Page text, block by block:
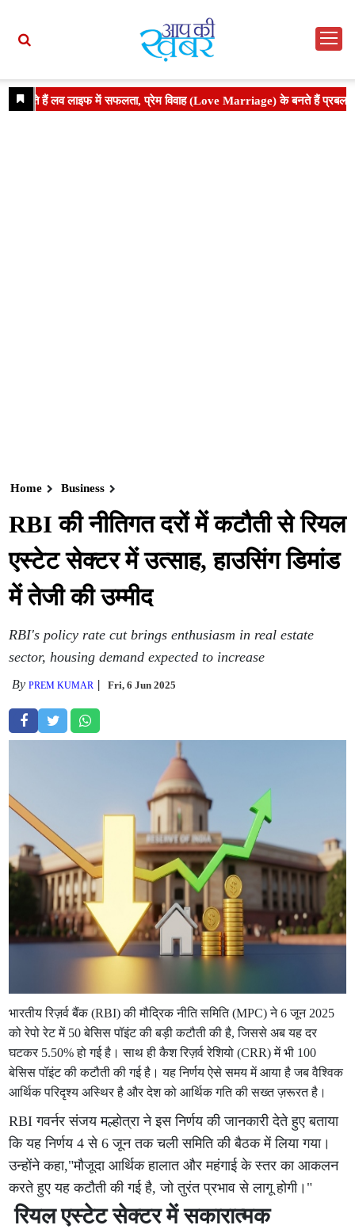
Home Business
RBI की नीतिगत दरों में कटौती से रियल
एस्टेट सेक्टर में उत्साह, हाउसिंग डिमांड
में तेजी की उम्मीद
RBI's policy rate cut brings enthusiasm in real estate
sector, housing demand expected to increase
ByPREM KUMAR Fri, 6 Jun 2025
भारतीय रिज़र्व बैंक (RBI) की मौद्रिक नीति समिति (MPC) ने 6 जून 2025
को रेपो रेट में 50 बेसिस पॉइंट की बड़ी कटौती की है, जिससे अब यह दर
घटकर 5.50% हो गई है। साथ ही कैश रिज़र्व रेशियो (CRR) में भी 100
बेसिस पॉइंट की कटौती की गई है। यह निर्णय ऐसे समय में आया है जब वैश्विक
आर्थिक परिदृश्य अस्थिर है और देश को आर्थिक गति की सख्त ज़रूरत है।
RBI गवर्नर संजय मल्होत्रा ने इस निर्णय की जानकारी देते हुए बताया
कि यह निर्णय 4 से 6 जून तक चली समिति की बैठक में लिया गया।
उन्होंने कहा,"मौजूदा आर्थिक हालात और महंगाई के स्तर का आकलन
करते हुए यह कटौती की गई है, जो तुरंत प्रभाव से लागू होगी।"
रियल एस्टेट सेक्टर में सकारात्मक